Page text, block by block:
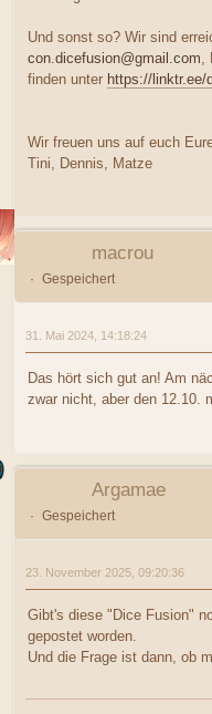
Und sonst so? Wir sind
con.dicefusion@gmail.com
finden unter https://linktr.ee/
Wir freuen uns auf euch
Tini, Dennis, Matze
macrou
Gespeichert
31. Mai 2024, 14:18:24
Das hört sich gut an! Am
zwar nicht, aber den 12.10.
Argamae
Gespeichert
23. November 2025, 09:20:36
Gibt's diese "Dice Fusion"
gepostet worden.
Und die Frage ist dann, ob